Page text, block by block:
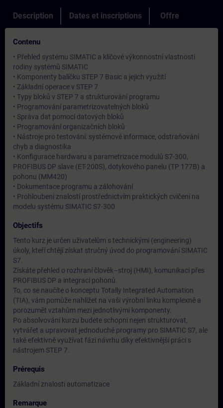
Description Dates et inscriptions Offre
Contenu
• Přehled systému SIMATIC a klíčové výkonnostní vlastnosti
rodiny systémů SIMATIC
• Komponenty balíčku STEP 7 Basic a jejich využití
• Základní operace v STEP 7
• Typy bloků v STEP 7 a strukturování programu
• Programování parametrizovatelných bloků
• Správa dat pomocí datových bloků
• Programování organizačních bloků
• Nástroje pro testování: systémové informace, odstraňování
chyb a diagnostika
• Konfigurace hardwaru a parametrizace modulů S7-300,
PROFIBUS DP slave (ET-200S), dotykového panelu (TP 177B) a
pohonu (MM420)
• Dokumentace programu a zálohování
• Prohloubení znalostí prostřednictvím praktických cvičení na
modelu systému SIMATIC S7-300
Objectifs
Tento kurz je určen uživatelům s technickými (engineering)
úkoly, kteří chtějí získat stručný úvod do programování SIMATIC
S7.
Získáte přehled o rozhraní člověk–stroj (HMI), komunikaci přes
PROFIBUS DP a integraci pohonů.
To, co se naučíte o konceptu Totally Integrated Automation
(TIA), vám pomůže nahlížet na vaši výrobní linku komplexně a
porozumět vztahům mezi jednotlivými komponenty.
Po absolvování kurzu budete schopni nejen strukturovat,
vytvářet a upravovat jednoduché programy pro SIMATIC S7, ale
také efektivně využívat fázi návrhu díky efektivnější práci s
nástrojem STEP 7.
Prérequis
Základní znalosti automatizace
Remarque